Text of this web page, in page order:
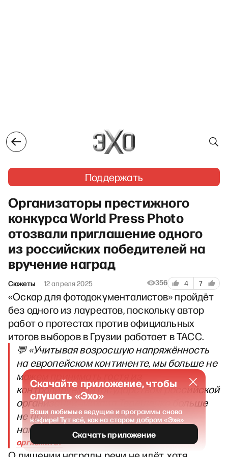
Поддержать
Организаторы престижного
конкурса World Press Photo
отозвали приглашение одного
из российских победителей на
вручение наград
Сюжеты 12 апреля 2025 356 4 7
«Оскар для фотодокументалистов» пройдёт
без одного из лауреатов, поскольку автор
работ о протестах против официальных
итогов выборов в Грузии работает в ТАСС.
💬 «Учитывая возросшую напряжённость
на европейском континенте, мы больше не
можем принимать гостя из
контролируемой государством российской
организации. Михаил Терещенко больше
не приглашается на церемонию
награждения в Амстердаме»
оргкомитет
Скачайте приложение, чтобы
слушать «Эхо»
Ваши любимые ведущие и программы снова
в эфире! Тут всё, как на старом добром «Эхе»
Скачать приложение